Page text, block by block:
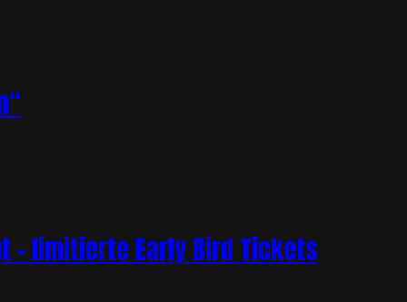
– limitierte Early Bird Tickets